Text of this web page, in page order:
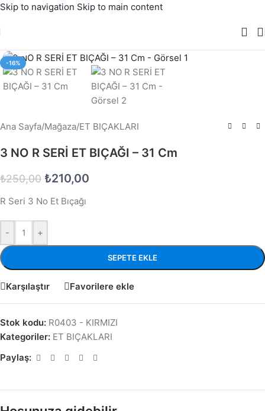
Skip to navigation Skip to main content
-16%
Ana Sayfa/Mağaza/ET BIÇAKLARI
3 NO R SERİ ET BIÇAĞI – 31 Cm
₺250,00 ₺210,00
R Seri 3 No Et Bıçağı
- +
SEPETE EKLE
Karşılaştır Favorilere ekle
Stok kodu: R0403 - KIRMIZI
Kategoriler: ET BIÇAKLARI
Paylaş: